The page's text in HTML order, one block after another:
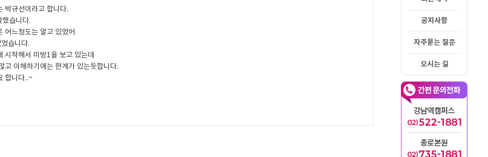
공지사항
자주묻는 질문
오시는 길